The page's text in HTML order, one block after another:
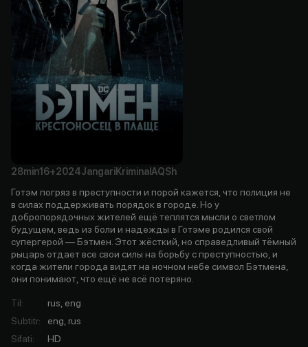
28min16+2024JangariKriminal AQSh
Готэм погряз в преступности и порой кажется, что полиция не
в силах поддерживать порядок в городе. Но у
добропорядочных жителей ещё теплятся мысли о светлом
будущем, ведь из боли и надежды в Готэме родился свой
супергерой — Бэтмен. Этот жёсткий, но справедливый тёмный
рыцарь отдает все свои силы на борьбу с преступностью, и
когда жители города видят на ночном небе символ Бэтмена,
они понимают, что ещё не всё потеряно.
Til:
rus, eng
Subtitr:
eng, rus
Sifati: HD